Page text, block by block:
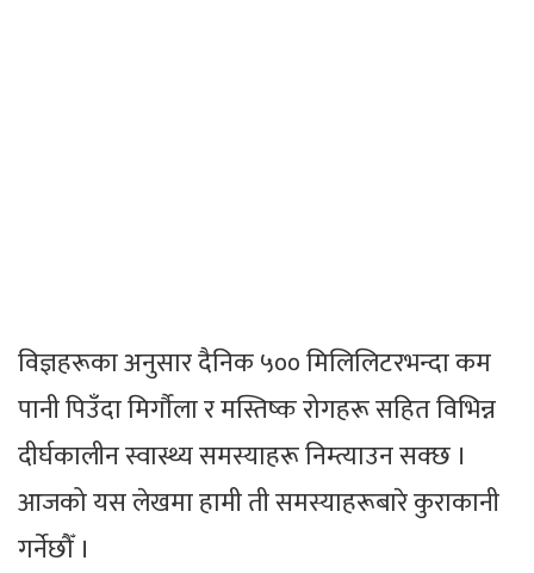
विज्ञहरूका अनुसार दैनिक ५०० मिलिलिटरभन्दा कम
पानी पिउँदा मिर्गाैला र मस्तिष्क रोगहरू सहित विभिन्न
दीर्घकालीन स्वास्थ्य समस्याहरू निम्त्याउन सक्छ ।
आजको यस लेखमा हामी ती समस्याहरूबारे कुराकानी
गर्नेछौँ ।